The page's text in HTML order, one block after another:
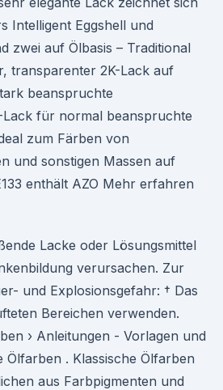
Intelligent Eggshell und
zwei auf Ölbasis – Traditional
transparenter 2K-Lack auf
beanspruchte
Lack für normal beanspruchte
zum Färben von
und sonstigen Massen auf
enthält AZO Mehr erfahren
Lacke oder Lösungsmittel
verursachen. Zur
und Explosionsgefahr: † Das
Bereichen verwenden.
› Anleitungen - Vorlagen und
Ölfarben . Klassische Ölfarben
aus Farbpigmenten und